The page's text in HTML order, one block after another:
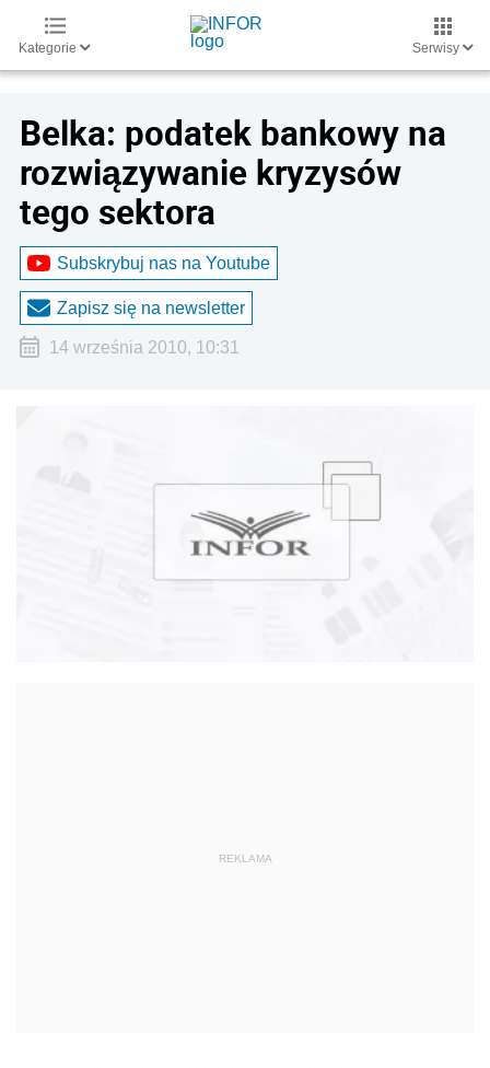
Kategorie Serwisy
Belka: podatek bankowy na
rozwiązywanie kryzysów
tego sektora
Subskrybuj nas na Youtube
Zapisz się na newsletter
14 września 2010, 10:31